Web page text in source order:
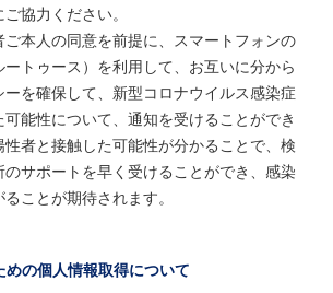
協力ください。
本人の同意を前提に、スマートフォンの
トゥース）を利用して、お互いに分から
を確保して、新型コロナウイルス感染症
能性について、通知を受けることができ
性者と接触した可能性が分かることで、検
サポートを早く受けることができ、感染
ことが期待されます。
めの個人情報取得について